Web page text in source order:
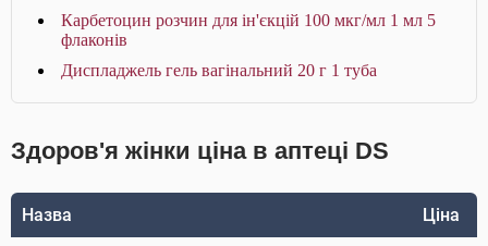
Карбетоцин розчин для ін'єкцій 100 мкг/мл 1 мл 5
флаконів
Диспладжель гель вагінальний 20 г 1 туба
Здоров'я жінки ціна в аптеці DS
Назва Ціна